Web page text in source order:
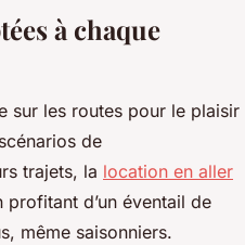
à chaque
sur les routes pour le plaisir
de
trajets, la location en aller
d’un éventail de
même saisonniers.